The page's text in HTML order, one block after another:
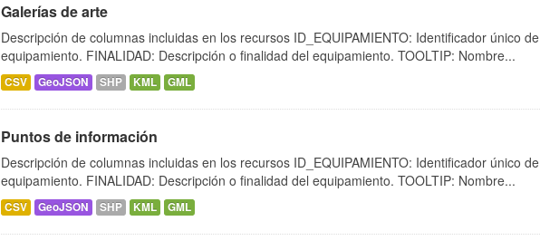
Galerías de arte
Descripción de columnas incluidas en los recursos ID_EQUIPAMIENTO: Identificador único de
equipamiento. FINALIDAD: Descripción o finalidad del equipamiento. TOOLTIP: Nombre...
CSV GeoJSON SHP KML GML
Puntos de información
Descripción de columnas incluidas en los recursos ID_EQUIPAMIENTO: Identificador único de
equipamiento. FINALIDAD: Descripción o finalidad del equipamiento. TOOLTIP: Nombre...
CSV GeoJSON SHP KML GML